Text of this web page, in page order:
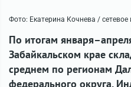
Фото: Екатерина Кочнева /
По итогам
Забайкальском крае
среднем по регионам
федерального округа.